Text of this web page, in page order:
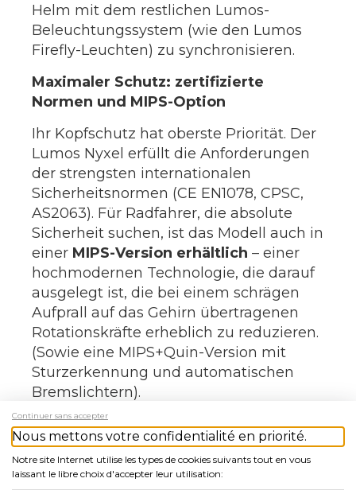
Helm mit dem restlichen Lumos-
Beleuchtungssystem (wie den Lumos
Firefly-Leuchten) zu synchronisieren.
Maximaler Schutz: zertifizierte
Normen und MIPS-Option
Ihr Kopfschutz hat oberste Priorität. Der
Lumos Nyxel erfüllt die Anforderungen
der strengsten internationalen
Sicherheitsnormen (CE EN1078, CPSC,
AS2063). Für Radfahrer, die absolute
Sicherheit suchen, ist das Modell auch in
einer MIPS-Version erhältlich – einer
hochmodernen Technologie, die darauf
ausgelegt ist, die bei einem schrägen
Aufprall auf das Gehirn übertragenen
Rotationskräfte erheblich zu reduzieren.
(Sowie eine MIPS+Quin-Version mit
Sturzerkennung und automatischen
Bremslichtern).
Warum sollten Sie sich für den Lumos
Nyxel-Helm entscheiden?(Wichtigste
Merkmale)
Continuer sans accepter
Nous mettons votre confidentialité en priorité.
Notre site Internet utilise les types de cookies suivants tout en vous
laissant le libre choix d'accepter leur utilisation: